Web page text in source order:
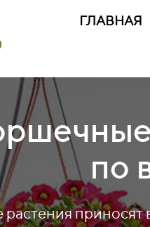
ГЛАВНАЯ
по
приносят